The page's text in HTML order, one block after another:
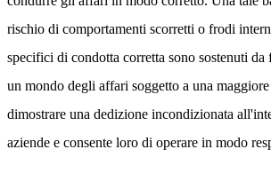
rischio di comportamenti scorretti o frodi
specifici di condotta corretta sono sostenuti da
un mondo degli affari soggetto a una
dimostrare una dedizione incondizionata
aziende e consente loro di operare in modo